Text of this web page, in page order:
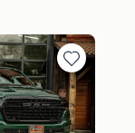
Bewaren
in
Mijn
Favorieten